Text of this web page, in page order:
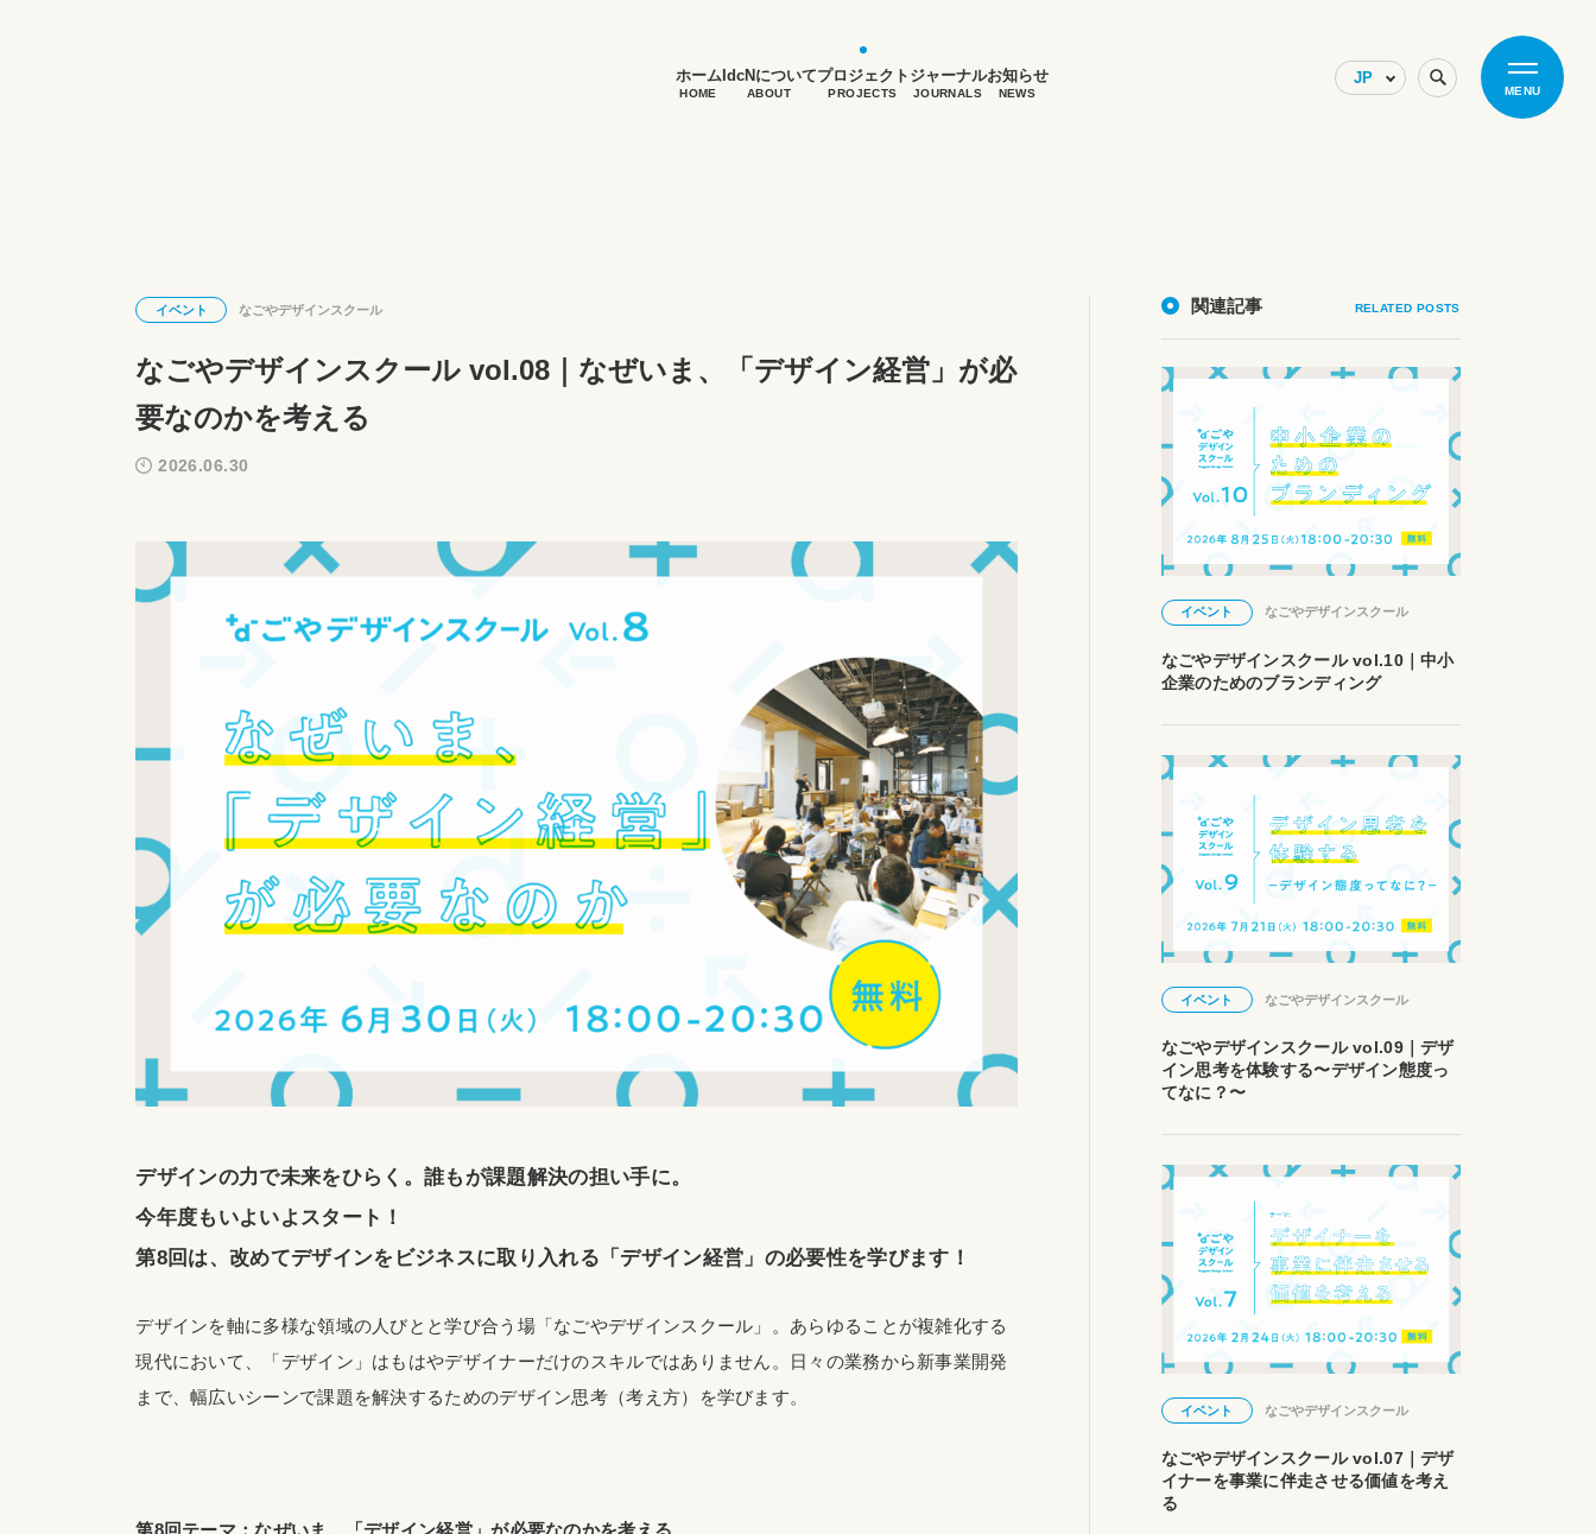
ホーム
HOME
IdcNについて
ABOUT
プロジェクト
PROJECTS
ジャーナル
JOURNALS
お知らせ
NEWS MENU
イベント なごやデザインスクール
なごやデザインスクール vol.08｜なぜいま、「デザイン経営」が必
要なのかを考える
2026.06.30
デザインの力で未来をひらく。誰もが課題解決の担い手に。
今年度もいよいよスタート！
第8回は、改めてデザインをビジネスに取り入れる「デザイン経営」の必要性を学びます！
デザインを軸に多様な領域の人びとと学び合う場「なごやデザインスクール」。あらゆることが複雑化する
現代において、「デザイン」はもはやデザイナーだけのスキルではありません。日々の業務から新事業開発
まで、幅広いシーンで課題を解決するためのデザイン思考（考え方）を学びます。
第8回テーマ：なぜいま、「デザイン経営」が必要なのかを考える
関連記事 RELATED POSTS
イベント なごやデザインスクール
なごやデザインスクール vol.10｜中小
企業のためのブランディング
イベント なごやデザインスクール
なごやデザインスクール vol.09｜デザ
イン思考を体験する〜デザイン態度っ
てなに？〜
イベント なごやデザインスクール
なごやデザインスクール vol.07｜デザ
イナーを事業に伴走させる価値を考え
る